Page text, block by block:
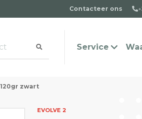
Contacteer ons
Service
Veel gestelde vragen
Contact
zwart
EVOLVE 2